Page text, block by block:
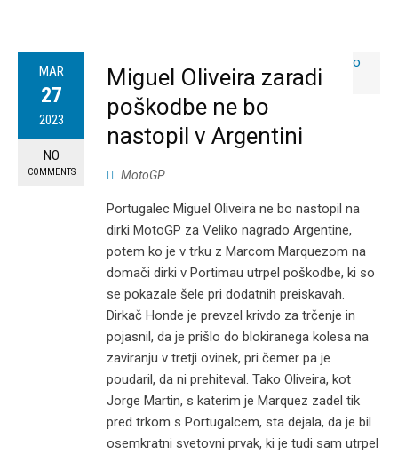
MAR
27
2023
NO
COMMENTS
Miguel Oliveira zaradi
poškodbe ne bo
nastopil v Argentini
MotoGP
Portugalec Miguel Oliveira ne bo nastopil na
dirki MotoGP za Veliko nagrado Argentine,
potem ko je v trku z Marcom Marquezom na
domači dirki v Portimau utrpel poškodbe, ki so
se pokazale šele pri dodatnih preiskavah.
Dirkač Honde je prevzel krivdo za trčenje in
pojasnil, da je prišlo do blokiranega kolesa na
zaviranju v tretji ovinek, pri čemer pa je
poudaril, da ni prehiteval. Tako Oliveira, kot
Jorge Martin, s katerim je Marquez zadel tik
pred trkom s Portugalcem, sta dejala, da je bil
osemkratni svetovni prvak, ki je tudi sam utrpel